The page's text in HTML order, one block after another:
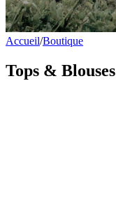
Accueil/Boutique
Tops & Blouses